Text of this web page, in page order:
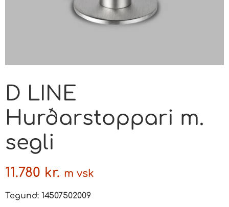
D LINE
Hurðarstoppari m.
segli
11.780 kr. m vsk
Tegund: 14507502009